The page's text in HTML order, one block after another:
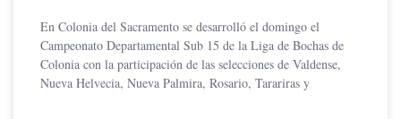
En Colonia del Sacramento se desarrolló el domingo el
Campeonato Departamental Sub 15 de la Liga de Bochas de
Colonia con la participación de las selecciones de Valdense,
Nueva Helvecia, Nueva Palmira, Rosario, Tarariras y